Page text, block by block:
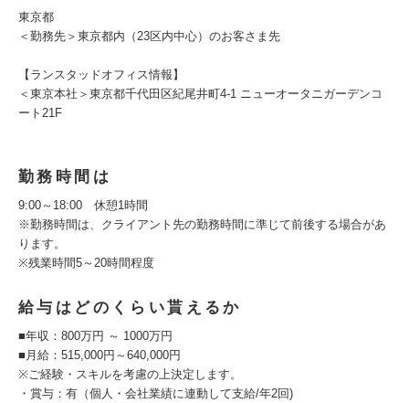
東京都
＜勤務先＞東京都内（23区内中心）のお客さま先
【ランスタッドオフィス情報】
＜東京本社＞東京都千代田区紀尾井町4-1 ニューオータニガーデンコ
ート21F
勤務時間は
9:00～18:00 休憩1時間
※勤務時間は、クライアント先の勤務時間に準じて前後する場合があ
ります。
※残業時間5～20時間程度
給与はどのくらい貰えるか
■年収：800万円 ～ 1000万円
■月給：515,000円～640,000円
※ご経験・スキルを考慮の上決定します。
・賞与：有（個人・会社業績に連動して支給/年2回)